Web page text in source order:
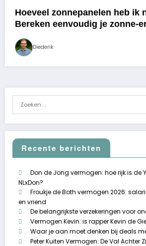
Hoeveel zonnepanelen heb ik
Bereken eenvoudig je zonne-
Diederik
Recente berichten
Don de Jong vermogen: hoe rijk is de
NLxDon?
Froukje de Both vermogen 2026:
en vriend
De belangrijkste verzekeringen voor
Vermogen Kevin: is rapper Kevin de
Waar je aan moet denken bij deals
Peter Kuiten Vermogen: De Val Achter